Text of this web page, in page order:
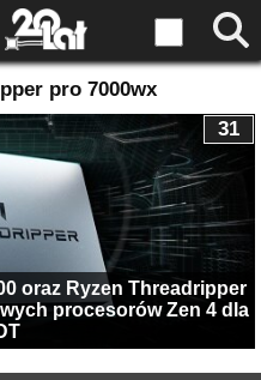
pro 7000wx
oraz Ryzen Threadripper
procesorów Zen 4 dla
31